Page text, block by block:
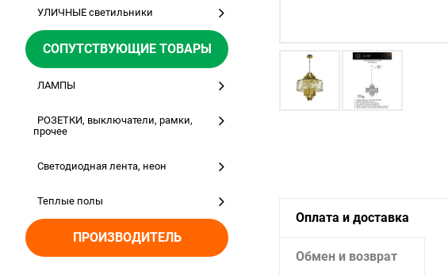
УЛИЧНЫЕ светильники
СОПУТСТВУЮЩИЕ ТОВАРЫ
ЛАМПЫ
РОЗЕТКИ, выключатели, рамки,
прочее
Светодиодная лента, неон
Теплые полы
ПРОИЗВОДИТЕЛЬ
Оплата и доставка
Обмен и возврат